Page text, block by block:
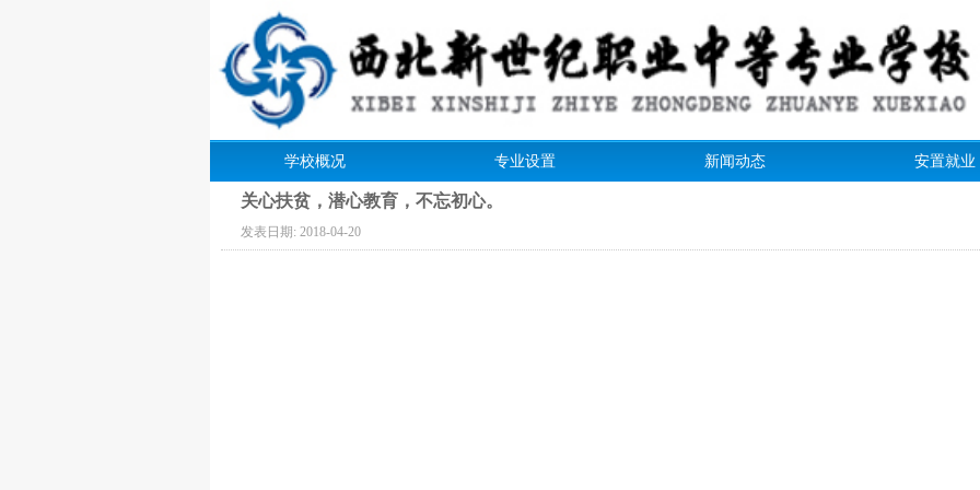
学校概况 专业设置 新闻动态 安置就业
关心扶贫，潜心教育，不忘初心。
发表日期:2018-04-20